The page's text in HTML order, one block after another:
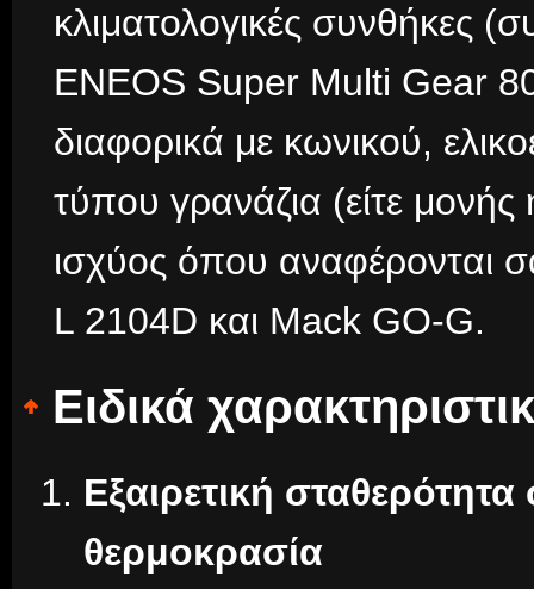
κλιματολογικές συνθήκες
ENEOS Super Multi Gear
διαφορικά με κωνικού,
τύπου γρανάζια (είτε μονής
ισχύος όπου αναφέρονται
L 2104D και Mack GO-G.
Ειδικά
Εξαιρετική
θερμοκρασία